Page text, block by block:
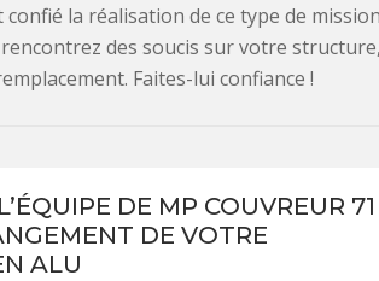
la réalisation de ce type de
des soucis sur votre
Faites-lui confiance !
DE MP COUVREUR 71
DE VOTRE
ALU